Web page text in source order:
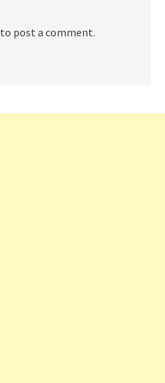
to post a comment.